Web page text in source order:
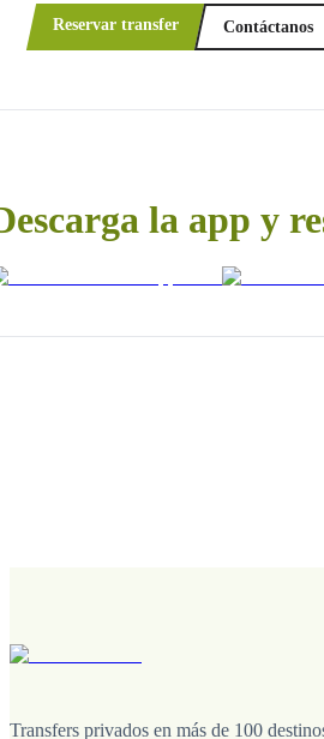
Reservar transfer Contáctanos
la app y
Transfers privados en más de 100